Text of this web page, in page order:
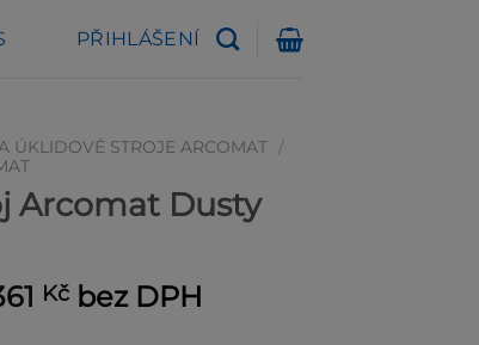
PŘIHLÁŠENÍ
ÚKLIDOVÉ STROJE ARCOMAT
/
Arcomat Dusty
KčAktuální
bez DPH